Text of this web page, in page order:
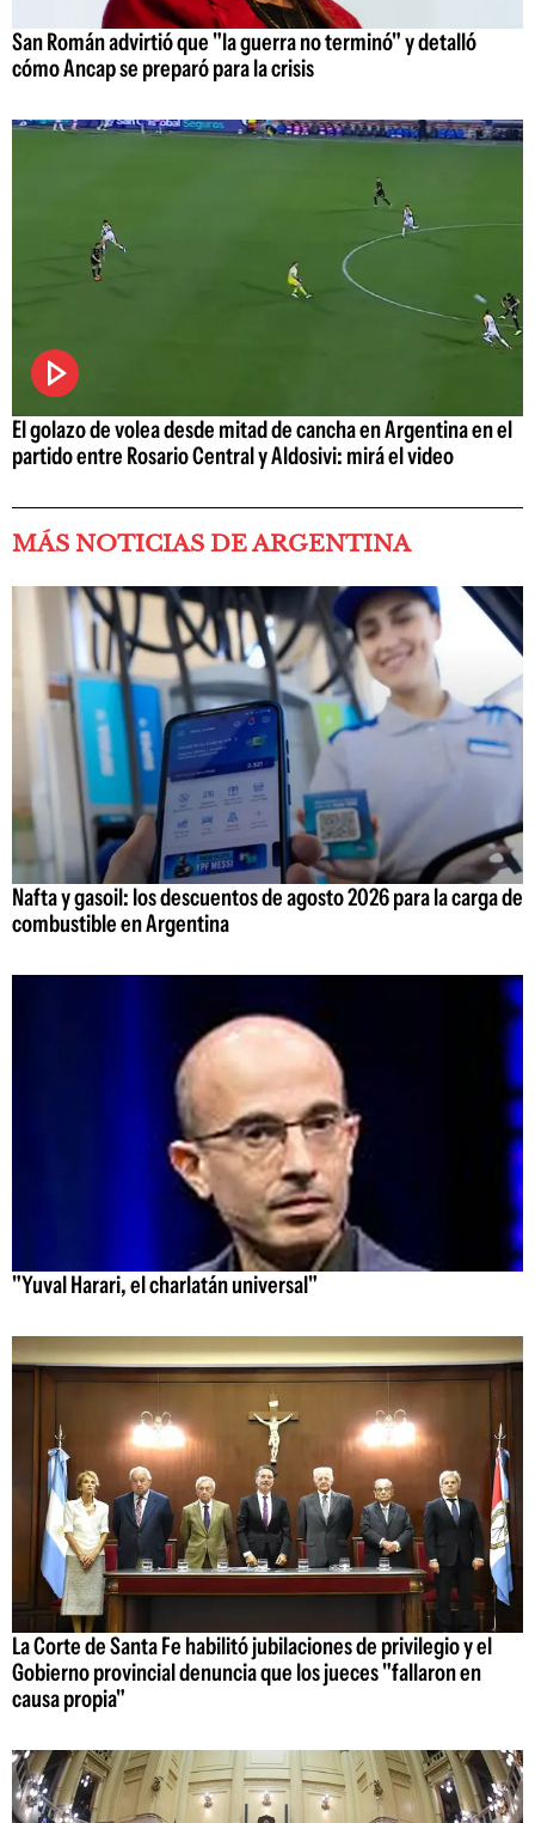
San Román advirtió que "la guerra no terminó" y detalló
cómo Ancap se preparó para la crisis
El golazo de volea desde mitad de cancha en Argentina en el
partido entre Rosario Central y Aldosivi: mirá el video
MÁS NOTICIAS DE ARGENTINA
Nafta y gasoil: los descuentos de agosto 2026 para la carga de
combustible en Argentina
"Yuval Harari, el charlatán universal"
La Corte de Santa Fe habilitó jubilaciones de privilegio y el
Gobierno provincial denuncia que los jueces "fallaron en
causa propia"